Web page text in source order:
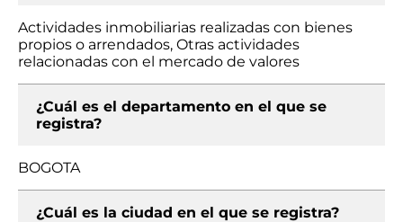
Actividades inmobiliarias realizadas con bienes
propios o arrendados, Otras actividades
relacionadas con el mercado de valores
¿Cuál es el departamento en el que se
registra?
BOGOTA
¿Cuál es la ciudad en el que se registra?